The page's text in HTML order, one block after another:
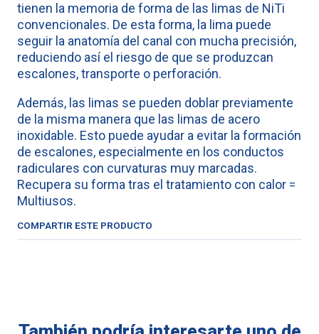
tienen la memoria de forma de las limas de NiTi
convencionales. De esta forma, la lima puede
seguir la anatomía del canal con mucha precisión,
reduciendo así el riesgo de que se produzcan
escalones, transporte o perforación.
Además, las limas se pueden doblar previamente
de la misma manera que las limas de acero
inoxidable. Esto puede ayudar a evitar la formación
de escalones, especialmente en los conductos
radiculares con curvaturas muy marcadas.
Recupera su forma tras el tratamiento con calor =
Multiusos.
COMPARTIR ESTE PRODUCTO